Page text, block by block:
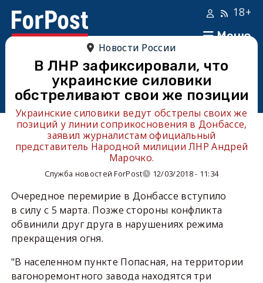
Меню
18+
Новости России
В ЛНР зафиксировали, что
украинские силовики
обстреливают свои же позиции
Украинские силовики ведут обстрелы своих же
позиций у линии соприкосновения в Донбассе,
заявил журналистам официальный
представитель Народной милиции ЛНР Андрей
Марочко.
Служба новостей ForPost 12/03/2018 - 11:34
Очередное перемирие в Донбассе вступило
в силу с 5 марта. Позже стороны конфликта
обвинили друг друга в нарушениях режима
прекращения огня.
"В населенном пункте Попасная, на территории
вагоноремонтного завода находятся три